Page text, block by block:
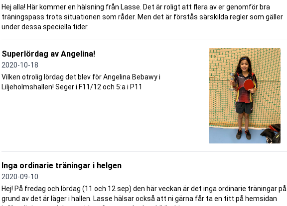
Hej alla! Här kommer en hälsning från Lasse. Det är roligt att flera av er genomför bra
träningspass trots situationen som råder. Men det är förstås särskilda regler som gäller
under dessa speciella tider.
Superlördag av Angelina!
2020-10-18
Vilken otrolig lördag det blev för Angelina Bebawy i
Liljeholmshallen! Seger i F11/12 och 5:a i P11
Inga ordinarie träningar i helgen
2020-09-10
Hej! På fredag och lördag (11 och 12 sep) den här veckan är det inga ordinarie träningar på
grund av det är läger i hallen. Lasse hälsar också att ni gärna får ta en titt på hemsidan